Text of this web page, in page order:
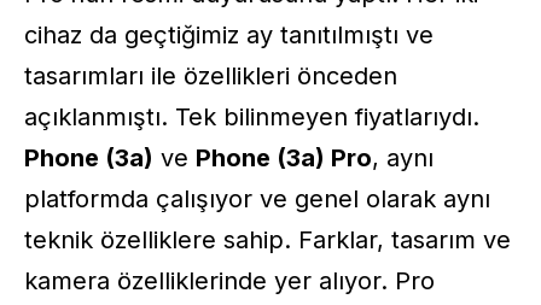
cihaz da geçtiğimiz ay tanıtılmıştı ve
tasarımları ile özellikleri önceden
açıklanmıştı. Tek bilinmeyen fiyatlarıydı.
Phone (3a) ve Phone (3a) Pro, aynı
platformda çalışıyor ve genel olarak aynı
teknik özelliklere sahip. Farklar, tasarım ve
kamera özelliklerinde yer alıyor. Pro